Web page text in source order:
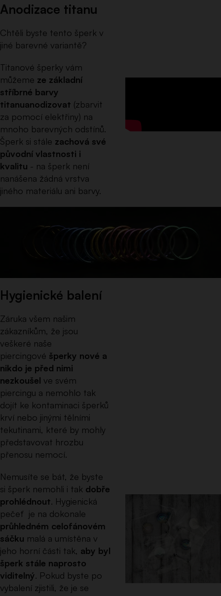
Anodizace titanu
Chtěli byste tento šperk v
jiné barevné variantě?
Titanové šperky vám
můžeme ze základní
stříbrné barvy
titanuanodizovat (zbarvit
za pomocí elektřiny) na
mnoho barevných odstínů.
Šperk si stále zachová své
původní vlastnosti i
kvalitu - na šperk není
nanášena žádná vrstva
jiného materiálu ani barvy.
Hygienické balení
Záruka všem našim
zákazníkům, že jsou
veškeré naše
piercingové šperky nové a
nikdo je před nimi
nezkoušel ve svém
piercingu a nemohlo tak
dojít ke kontaminaci šperků
krví nebo jinými tělními
tekutinami, které by mohly
představovat hrozbu
přenosu nemocí.
Nemusíte se bát, že byste
si šperk nemohli i tak dobře
prohlédnout. Hygienická
pečeť je na dokonale
průhledném celofánovém
sáčku malá a umístěna v
jeho horní části tak, aby byl
šperk stále naprosto
viditelný. Pokud byste po
vybalení zjistili, že je se